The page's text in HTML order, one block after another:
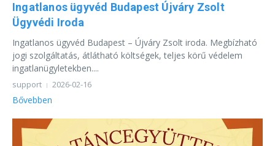
Ingatlanos ügyvéd Budapest Újváry Zsolt
Ügyvédi Iroda
Ingatlanos ügyvéd Budapest – Újváry Zsolt iroda. Megbízható
jogi szolgáltatás, átlátható költségek, teljes körű védelem
ingatlanügyletekben....
support 2026-02-16
Bővebben